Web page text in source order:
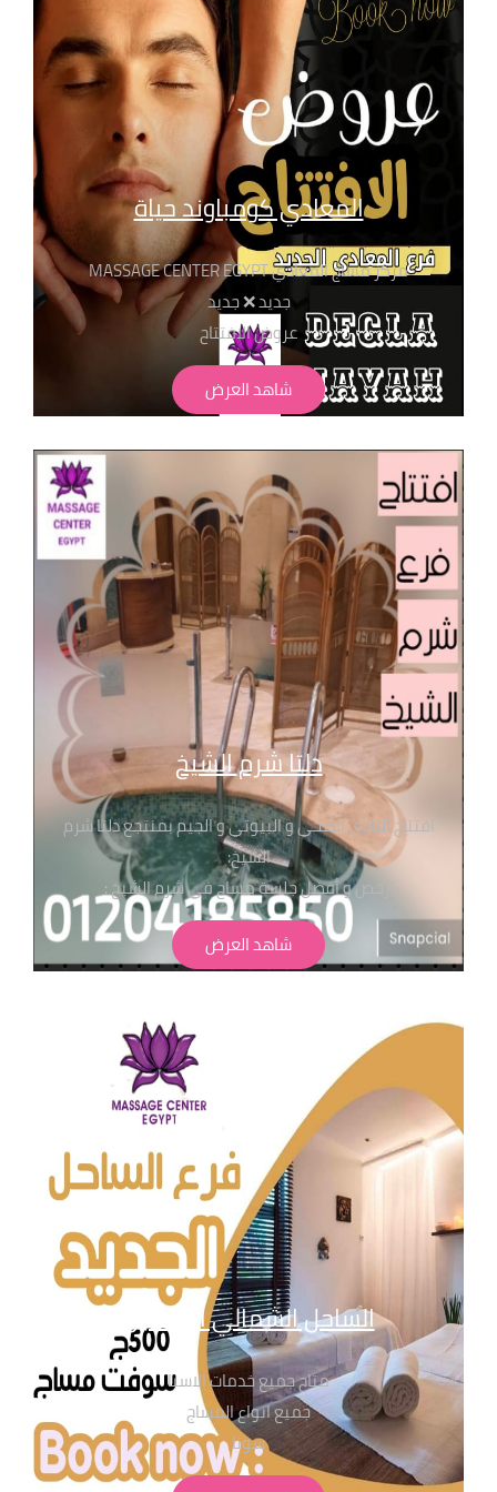
المعادي كومباوند حياة
مركز مساج المعادي MASSAGE CENTER EGYPT
جديد ❌ جديد
عروض الافتتاح
50 دقيقة
شاهد العرض
دلتا شرم الشيخ
افتتاح النادي الصحي و البيوتي و الجيم بمنتجع دلتا شرم
الشيخ:
ارخص و أفضل جلسة مساج في شرم الشيخ :
جلسات تبدا من ٤٥٠ جنيه شرط الحجز المسبق من خلال
شاهد العرض
الساحل الشمالي العالمين
متاح جميع خدمات الاسبا
جميع انواع المساج
سونا
حمام مغربي بجميع انواعة